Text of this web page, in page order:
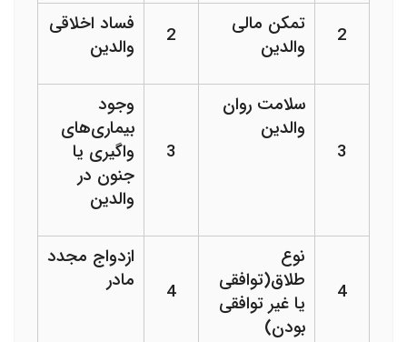
2
تمکن مالی
والدین
2
فساد اخلاقی
والدین
3
سلامت روان
والدین
3
وجود
بیماری‌های
واگیری یا
جنون در
والدین
4
نوع
طلاق(توافقی
یا غیر توافقی
بودن)
4
ازدواج مجدد
مادر